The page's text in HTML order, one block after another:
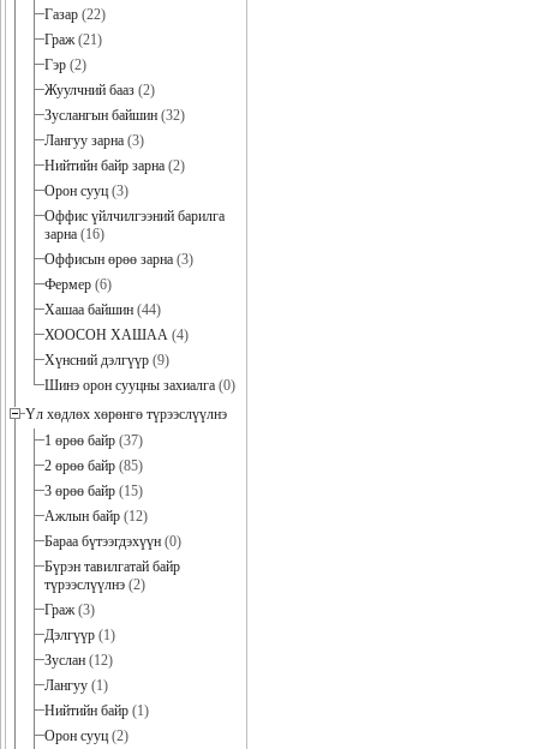
Газар (22)
Граж(21)
Гэр (2)
Жуулчний бааз (2)
Зуслангын байшин (32)
Лангуу зарна (3)
Нийтийн байр зарна (2)
Орон сууц (3)
Оффис үйлчилгээний барилга
зарна (16)
Оффисын өрөө зарна (3)
Фермер (6)
Хашаа байшин (44)
ХООСОН ХАШАА (4)
Хүнсний дэлгүүр (9)
Шинэ орон сууцны захиалга (0)
Үл хөдлөх хөрөнгө түрээслүүлнэ
1 өрөө байр (37)
2 өрөө байр (85)
3 өрөө байр (15)
Ажлын байр (12)
Бараа бүтээгдэхүүн (0)
Бүрэн тавилгатай байр
түрээслүүлнэ (2)
Граж(3)
Дэлгүүр (1)
Зуслан (12)
Лангуу (1)
Нийтийн байр (1)
Орон сууц (2)